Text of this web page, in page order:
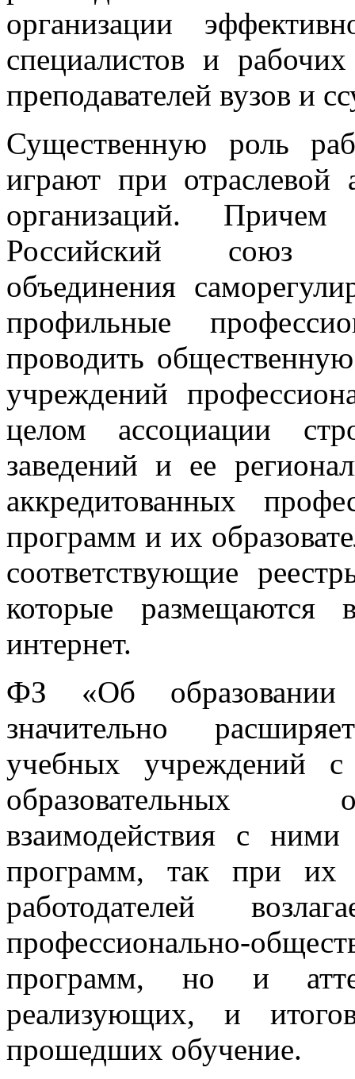
организации
специалистов и
преподавателей вузов и
Существенную роль
играют при отраслевой
организаций.
Российский союз
объединения
профильные
проводить
учреждений
целом ассоциации
заведений и ее
аккредитованных
программ и их
соответствующие
которые
интернет.
ФЗ «Об образовании
значительно
учебных учреждений с
образовательных
взаимодействия с
программ, так при их
работодателей
профессионально-
программ, но и
реализующих, и
прошедших обучение.